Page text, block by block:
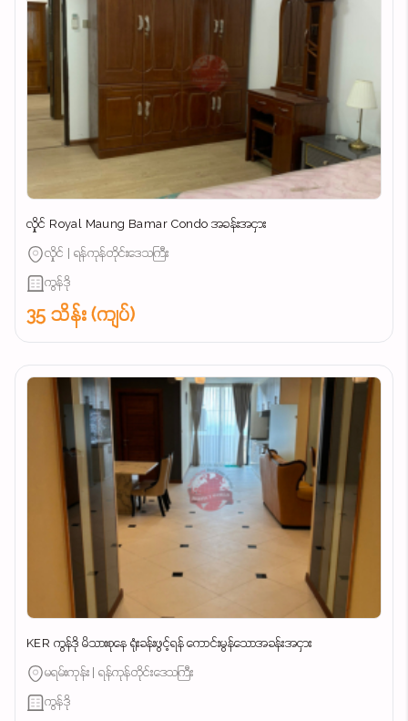
လှိုင် Royal Maung Bamar Condo အခန်းအငှား
လှိုင် | ရန်ကုန်တိုင်းဒေသကြီး
ကွန်ဒို
35 သိန်း (ကျပ်)
KER ကွန်ဒို မိသားစုနေ ရုံးခန်းဖွင့်ရန် ကောင်းမွန်သောအခန်းအငှား
မရမ်းကုန်း | ရန်ကုန်တိုင်းဒေသကြီး
ကွန်ဒို